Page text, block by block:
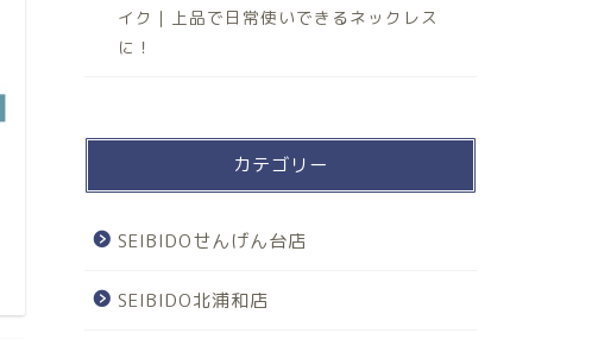
イク｜上品で日常使いできるネックレス
に！
カテゴリー
SEIBIDOせんげん台店
SEIBIDO北浦和店